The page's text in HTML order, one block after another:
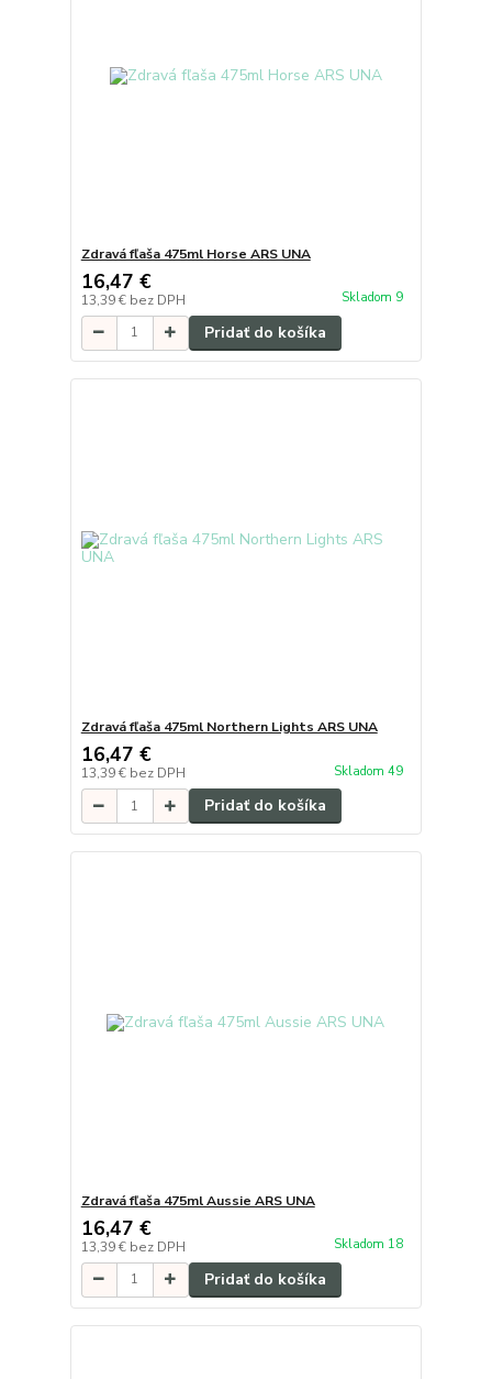
Zdravá fľaša 475ml Horse ARS UNA
16,47 €
13,39 € bez DPH Skladom 9
Pridať do košíka
Zdravá fľaša 475ml Northern Lights ARS UNA
16,47 €
13,39 € bez DPH Skladom 49
Pridať do košíka
Zdravá fľaša 475ml Aussie ARS UNA
16,47 €
13,39 € bez DPH Skladom 18
Pridať do košíka